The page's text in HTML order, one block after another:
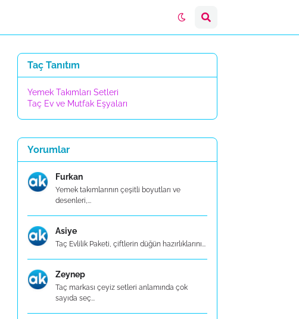
Taç Tanıtım
Yemek Takımları Setleri
Taç Ev ve Mutfak Eşyaları
Yorumlar
Furkan
Yemek takımlarının çeşitli boyutları ve
desenleri,...
Asiye
Taç Evlilik Paketi, çiftlerin düğün hazırlıklarını...
Zeynep
Taç markası çeyiz setleri anlamında çok
sayıda seç...